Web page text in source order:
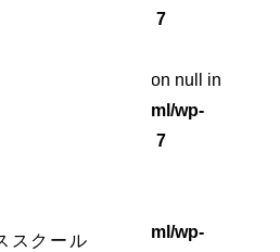
スクール
single.php
7
"cat_name" on null in
public_html/wp-
single.php
7
0 in
public_html/wp-